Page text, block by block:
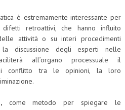
è estremamente interessante per
retroattivi, che hanno influito
attività o su interi procedimenti
la discussione degli esperti nelle
all’organo processuale il
conflitto tra le opinioni, la loro
come metodo per spiegare le